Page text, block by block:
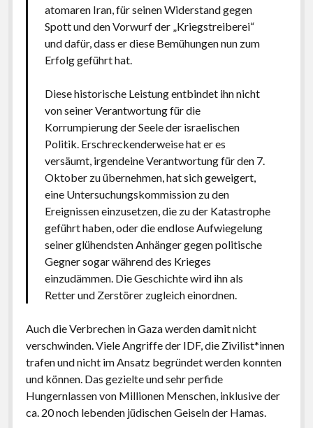
atomaren Iran, für seinen Widerstand gegen
Spott und den Vorwurf der „Kriegstreiberei“
und dafür, dass er diese Bemühungen nun zum
Erfolg geführt hat.
Diese historische Leistung entbindet ihn nicht
von seiner Verantwortung für die
Korrumpierung der Seele der israelischen
Politik. Erschreckenderweise hat er es
versäumt, irgendeine Verantwortung für den 7.
Oktober zu übernehmen, hat sich geweigert,
eine Untersuchungskommission zu den
Ereignissen einzusetzen, die zu der Katastrophe
geführt haben, oder die endlose Aufwiegelung
seiner glühendsten Anhänger gegen politische
Gegner sogar während des Krieges
einzudämmen. Die Geschichte wird ihn als
Retter und Zerstörer zugleich einordnen.
Auch die Verbrechen in Gaza werden damit nicht
verschwinden. Viele Angriffe der IDF, die Zivilist*innen
trafen und nicht im Ansatz begründet werden konnten
und können. Das gezielte und sehr perfide
Hungernlassen von Millionen Menschen, inklusive der
ca. 20 noch lebenden jüdischen Geiseln der Hamas.